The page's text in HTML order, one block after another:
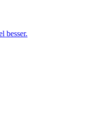
besser.